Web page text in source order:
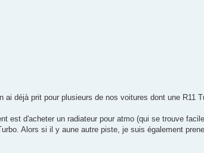
déjà prit pour plusieurs de nos voitures dont une R11
est d'acheter un radiateur pour atmo (qui se trouve
Alors si il y aune autre piste, je suis également